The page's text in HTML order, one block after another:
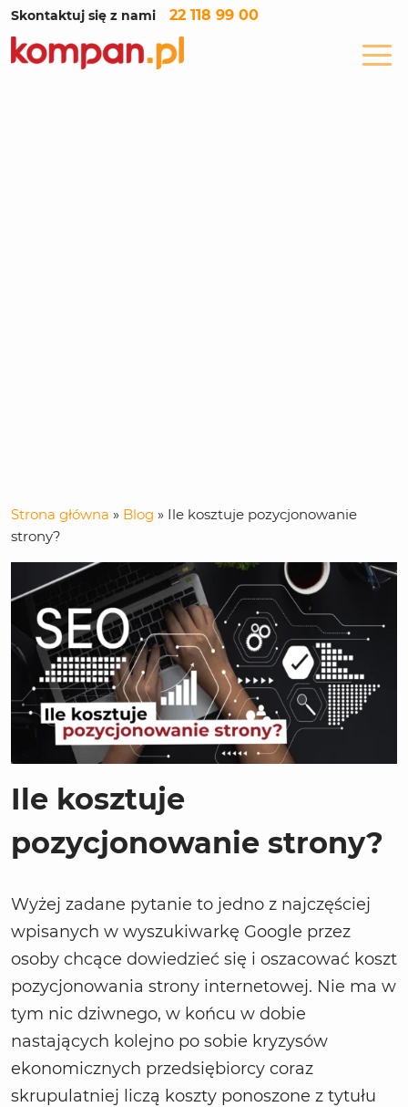
Skontaktuj się z nami 22 118 99 00
Strona główna » Blog » Ile kosztuje pozycjonowanie
strony?
Ile kosztuje
pozycjonowanie strony?
Wyżej zadane pytanie to jedno z najczęściej
wpisanych w wyszukiwarkę Google przez
osoby chcące dowiedzieć się i oszacować koszt
pozycjonowania strony internetowej. Nie ma w
tym nic dziwnego, w końcu w dobie
nastających kolejno po sobie kryzysów
ekonomicznych przedsiębiorcy coraz
skrupulatniej liczą koszty ponoszone z tytułu